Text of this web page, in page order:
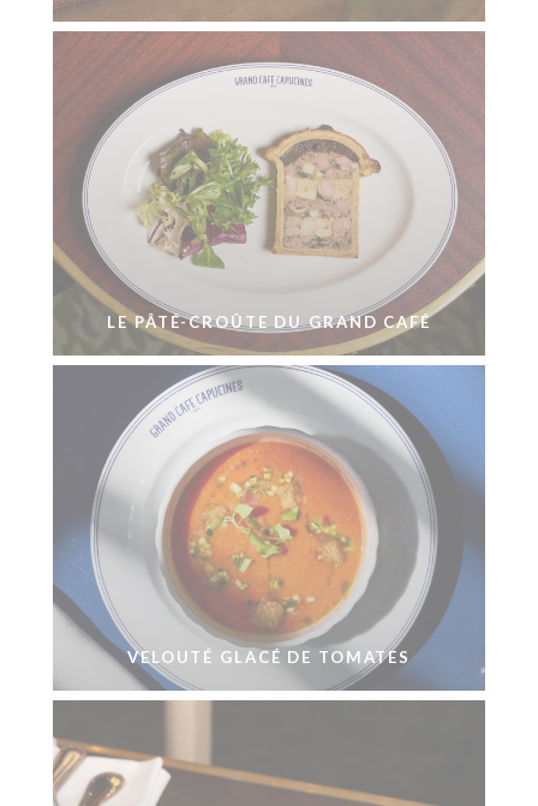
LE PÂTÉ-CROÛTE DU GRAND CAFÉ
VELOUTÉ GLACÉ DE TOMATES